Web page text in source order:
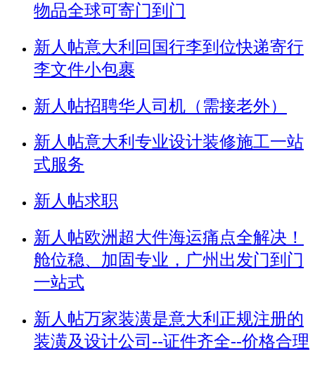
物品全球可寄门到门
新人帖意大利回国行李到位快递寄行
李文件小包裹
新人帖招聘华人司机（需接老外）
新人帖意大利专业设计装修施工一站
式服务
新人帖求职
新人帖欧洲超大件海运痛点全解决！
舱位稳、加固专业，广州出发门到门
一站式
新人帖万家装潢是意大利正规注册的
装潢及设计公司--证件齐全--价格合理